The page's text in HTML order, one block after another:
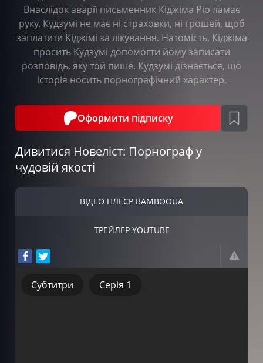
Внаслідок аварії письменник Кіджіма Ріо ламає
руку. Кудзумі не має ні страховки, ні грошей, щоб
заплатити Кіджімі за лікування. Натомість, Кіджіма
просить Кудзумі допомогти йому записати
розповідь, яку той пише. Кудзумі дізнається, що
історія носить порнографічний характер.
Оформити підписку
Дивитися Новеліст: Порнограф у
чудовій якості
ВІДЕО ПЛЕЄР BAMBOOUA
ТРЕЙЛЕР YOUTUBE
Серія 1
Субтитри